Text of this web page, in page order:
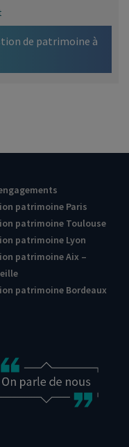
de patrimoine à
patrimoine Paris
patrimoine Toulouse
patrimoine Lyon
patrimoine Aix –
patrimoine Bordeaux